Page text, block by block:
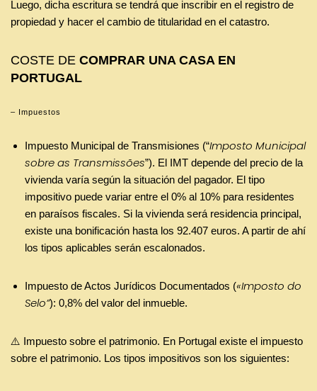
Luego, dicha escritura se tendrá que inscribir en el registro de
propiedad y hacer el cambio de titularidad en el catastro.
COSTE DE COMPRAR UNA CASA EN
PORTUGAL
– Impuestos
Impuesto Municipal de Transmisiones (“Imposto Municipal
sobre as Transmissões”). El IMT depende del precio de la
vivienda varía según la situación del pagador. El tipo
impositivo puede variar entre el 0% al 10% para residentes
en paraísos fiscales. Si la vivienda será residencia principal,
existe una bonificación hasta los 92.407 euros. A partir de ahí
los tipos aplicables serán escalonados.
Impuesto de Actos Jurídicos Documentados («Imposto do
Selo”): 0,8% del valor del inmueble.
⚠️ Impuesto sobre el patrimonio. En Portugal existe el impuesto
sobre el patrimonio. Los tipos impositivos son los siguientes: